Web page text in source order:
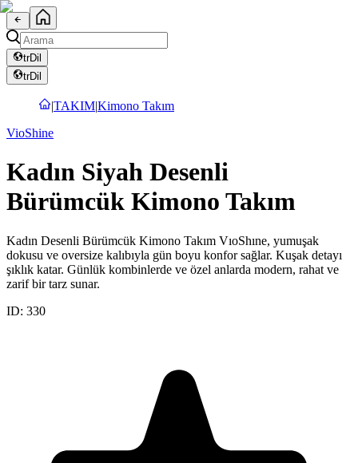
trDil
trDil
|TAKIM|Kimono Takım
VioShine
Kadın Siyah Desenli
Bürümcük Kimono Takım
Kadın Desenli Bürümcük Kimono Takım VıoShıne, yumuşak
dokusu ve oversize kalıbıyla gün boyu konfor sağlar. Kuşak detayı
şıklık katar. Günlük kombinlerde ve özel anlarda modern, rahat ve
zarif bir tarz sunar.
ID: 330